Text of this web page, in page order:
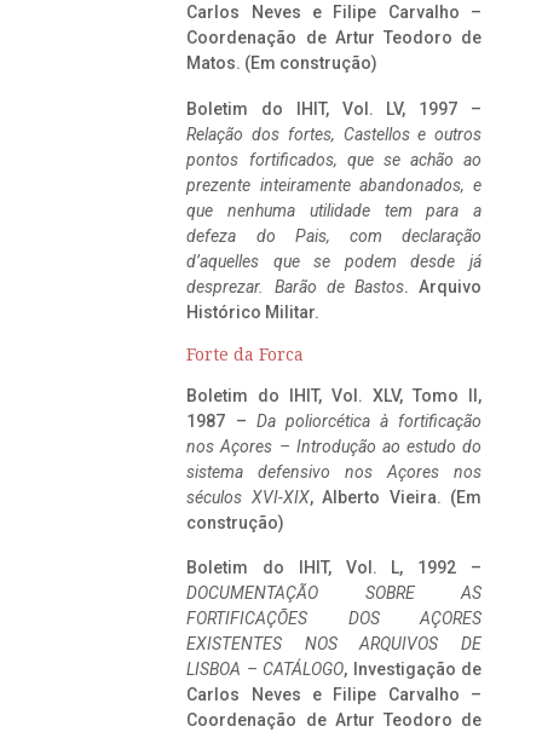
Carlos Neves e Filipe Carvalho –
Coordenação de Artur Teodoro de
Matos. (Em construção)
Boletim do IHIT, Vol. LV, 1997 –
Relação dos fortes, Castellos e outros
pontos fortificados, que se achão ao
prezente inteiramente abandonados, e
que nenhuma utilidade tem para a
defeza do Pais, com declaração
d’aquelles que se podem desde já
desprezar. Barão de Bastos. Arquivo
Histórico Militar.
Forte da Forca
Boletim do IHIT, Vol. XLV, Tomo II,
1987 – Da poliorcética à fortificação
nos Açores – Introdução ao estudo do
sistema defensivo nos Açores nos
séculos XVI-XIX, Alberto Vieira. (Em
construção)
Boletim do IHIT, Vol. L, 1992 –
DOCUMENTAÇÃO SOBRE AS
FORTIFICAÇÕES DOS AÇORES
EXISTENTES NOS ARQUIVOS DE
LISBOA – CATÁLOGO, Investigação de
Carlos Neves e Filipe Carvalho –
Coordenação de Artur Teodoro de